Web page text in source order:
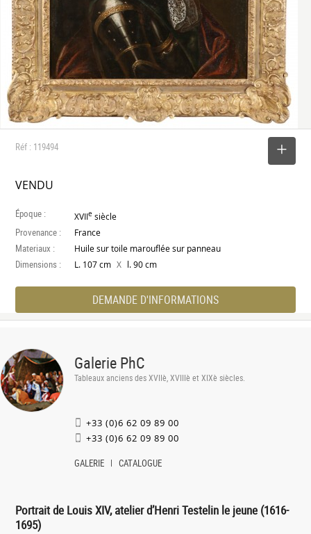
Réf : 119494
VENDU
Époque : XVIIe siècle
Provenance : France
Materiaux : Huile sur toile marouflée sur panneau
Dimensions : L. 107 cm X l. 90 cm
DEMANDE D'INFORMATIONS
Galerie PhC
Tableaux anciens des XVIIè, XVIIIè et XIXè siècles.
+33 (0)6 62 09 89 00
+33 (0)6 62 09 89 00
GALERIE CATALOGUE
Portrait de Louis XIV, atelier d’Henri Testelin le jeune (1616-
1695)